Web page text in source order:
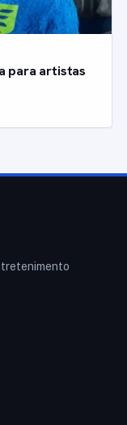
para artistas